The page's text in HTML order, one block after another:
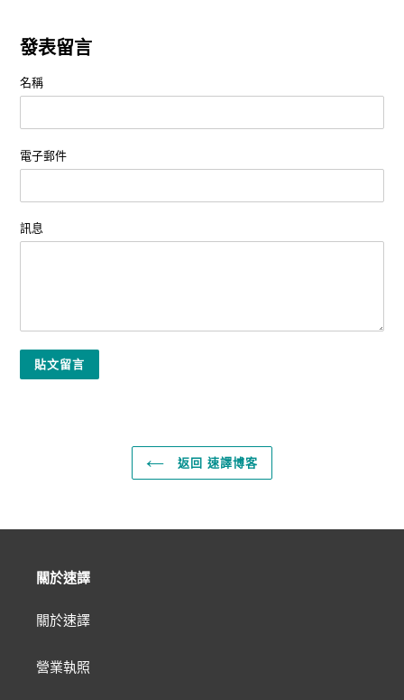
發表留言
名稱
電子郵件
訊息
返回 速譯博客
關於速譯
關於速譯
營業執照